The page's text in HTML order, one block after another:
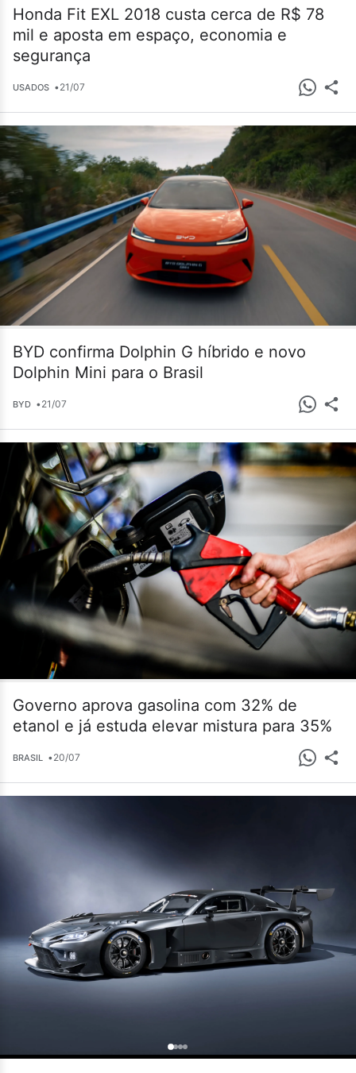
Honda Fit EXL 2018 custa cerca de R$ 78
mil e aposta em espaço, economia e
segurança
USADOS •21/07
BYD confirma Dolphin G híbrido e novo
Dolphin Mini para o Brasil
BYD •21/07
Governo aprova gasolina com 32% de
etanol e já estuda elevar mistura para 35%
BRASIL •20/07